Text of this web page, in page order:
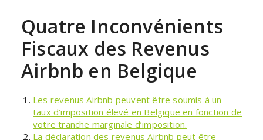
Quatre Inconvénients
Fiscaux des Revenus
Airbnb en Belgique
Les revenus Airbnb peuvent être soumis à un
taux d’imposition élevé en Belgique en fonction de
votre tranche marginale d’imposition.
La déclaration des revenus Airbnb peut être